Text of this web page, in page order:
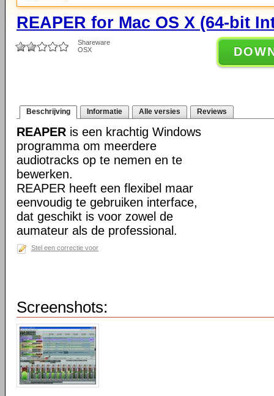
REAPER for Mac OS X (64-bit
Shareware
OSX
Beschrijving Informatie Alle versies Reviews
REAPER is een krachtig Windows
programma om meerdere
audiotracks op te nemen en te
bewerken.
REAPER heeft een flexibel maar
eenvoudig te gebruiken interface,
dat geschikt is voor zowel de
aumateur als de professional.
Stel een correctie voor
Screenshots: